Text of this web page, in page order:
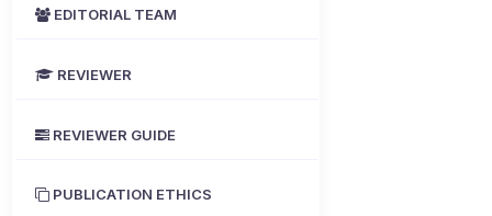
EDITORIAL TEAM
REVIEWER
REVIEWER GUIDE
PUBLICATION ETHICS